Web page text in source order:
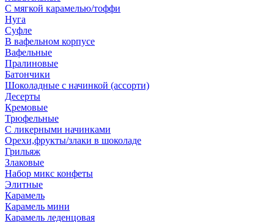
С мягкой карамелью/тоффи
Нуга
Суфле
В вафельном корпусе
Вафельные
Пралиновые
Батончики
Шоколадные с начинкой (ассорти)
Десерты
Кремовые
Трюфельные
С ликерными начинками
Орехи,фрукты/злаки в шоколаде
Грильяж
Злаковые
Набор микс конфеты
Элитные
Карамель
Карамель мини
Карамель леденцовая